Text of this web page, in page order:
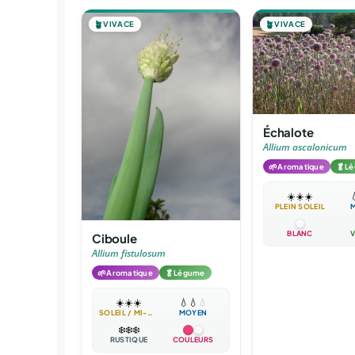
🪴VIVACE
Ciboule
Allium fistulosum
🌱Aromatique 🥬Légume
☀️☀️☀️
SOLEIL / MI-OMBRE
💧 💧 💧
MOYEN
❄️❄️❄️
RUSTIQUE COULEURS
🪴VIVACE
Échalote
Allium ascalonicum
🌱Aromatique 🥬
☀️☀️☀️
PLEIN SOLEIL
BLANC